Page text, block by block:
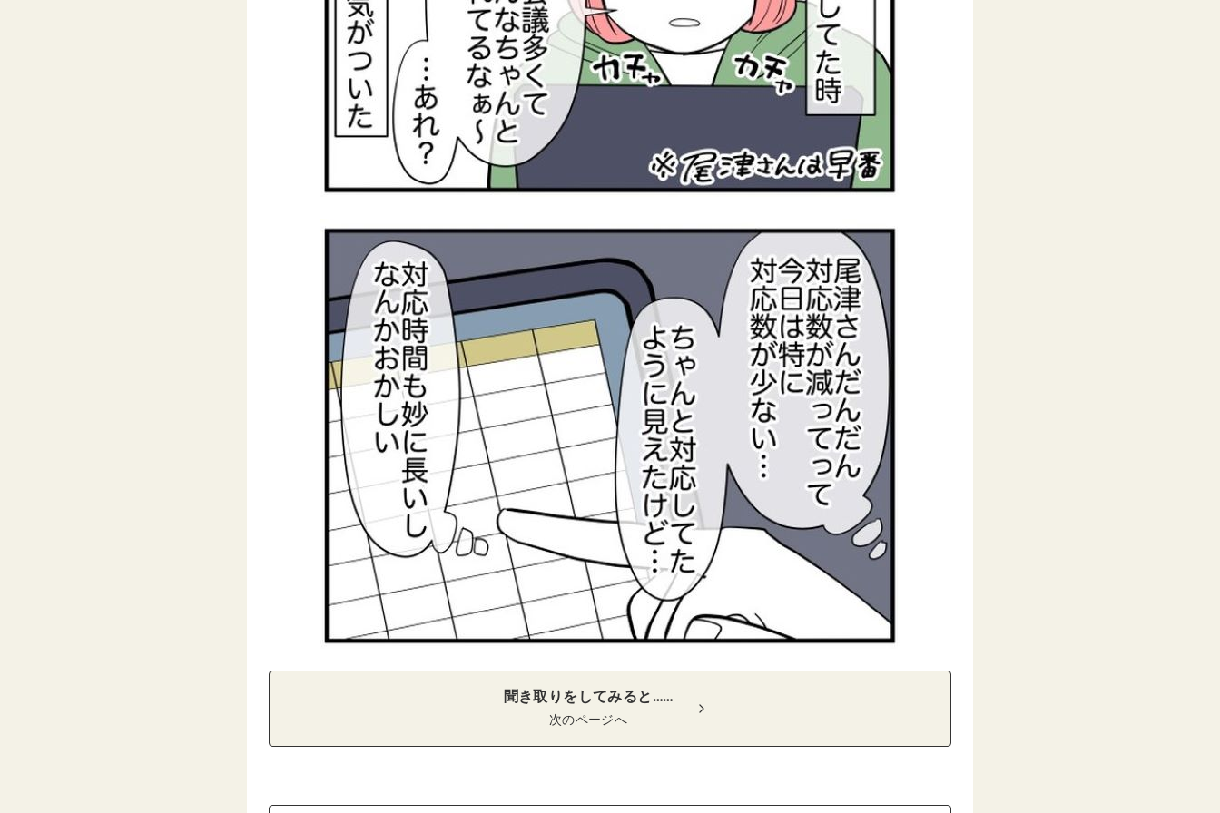
聞き取りをしてみると……
次のページへ